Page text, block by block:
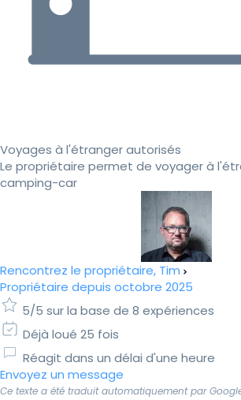
Voyages à l'étranger autorisés
Le propriétaire permet de voyager à
camping-car
Rencontrez le propriétaire, Tim
Propriétaire depuis octobre 2025
5/5 sur la base de 8 expériences
Déjà loué 25 fois
Réagit dans un délai d'une heure
Envoyez un message
Ce texte a été traduit automatiquement par